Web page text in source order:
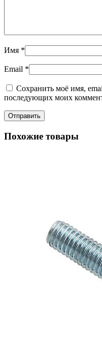
Имя *
Email *
Сохранить моё имя,
последующих моих
Похожие товары